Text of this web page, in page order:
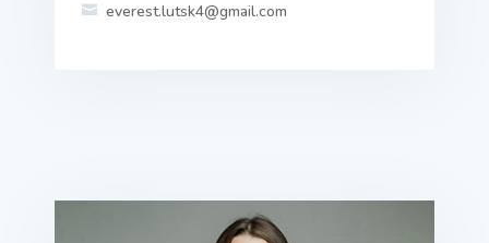
 everest.lutsk4@gmail.com